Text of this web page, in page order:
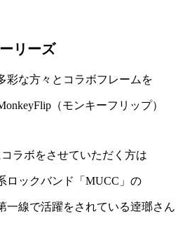
リーズ
彩な方々とコラボフレームを
（モンキーフリップ）
ラボをさせていただく方は
ロックバンド「MUCC」の
一線で活躍をされている逹瑯さん